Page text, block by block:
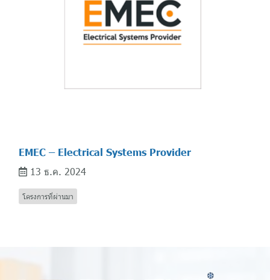
EMEC – Electrical Systems Provider
13 ธ.ค. 2024
โครงการที่ผ่านมา